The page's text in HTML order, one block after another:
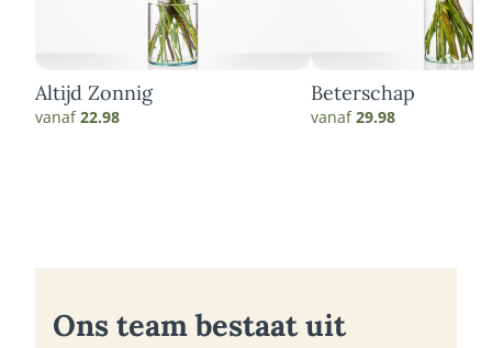
Altijd Zonnig
vanaf22.98
Beterschap
vanaf29.98
Ons team bestaat uit